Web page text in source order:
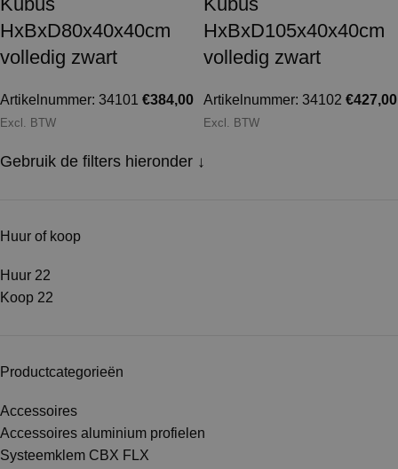
Gebruik de filters hieronder ↓
Huur of koop
Huur 22
Koop 22
Productcategorieën
Accessoires
Accessoires aluminium profielen
Systeemklem CBX FLX
HxBxD80x40x40cm
volledig zwart
Artikelnummer: 34101 €384,00
Excl. BTW
HxBxD105x40x40cm
volledig zwart
Artikelnummer: 34102 €427,00
Excl. BTW